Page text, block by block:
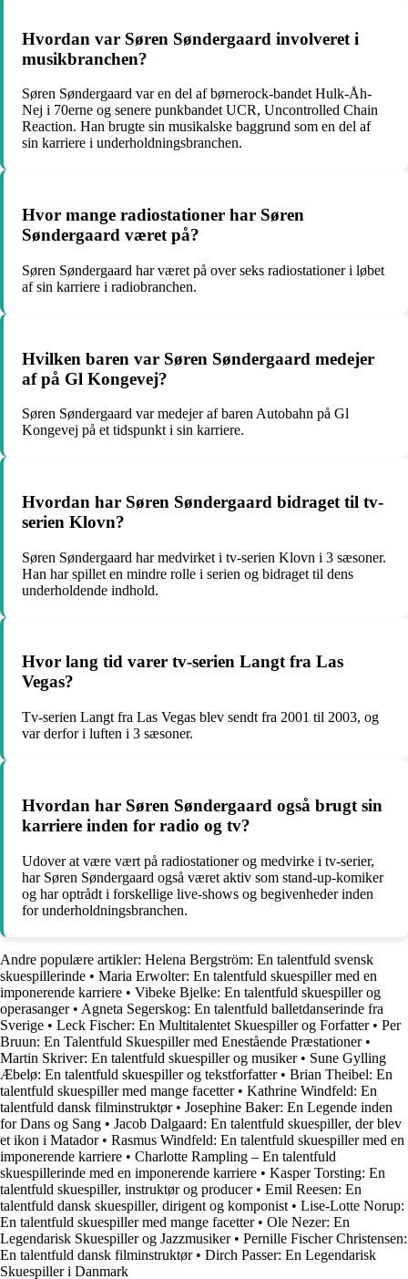
Hvordan var Søren Søndergaard involveret i
musikbranchen?
Søren Søndergaard var en del af børnerock-bandet Hulk-Åh-
Nej i 70erne og senere punkbandet UCR, Uncontrolled Chain
Reaction. Han brugte sin musikalske baggrund som en del af
sin karriere i underholdningsbranchen.
Hvor mange radiostationer har Søren
Søndergaard været på?
Søren Søndergaard har været på over seks radiostationer i løbet
af sin karriere i radiobranchen.
Hvilken baren var Søren Søndergaard medejer
af på Gl Kongevej?
Søren Søndergaard var medejer af baren Autobahn på Gl
Kongevej på et tidspunkt i sin karriere.
Hvordan har Søren Søndergaard bidraget til tv-
serien Klovn?
Søren Søndergaard har medvirket i tv-serien Klovn i 3 sæsoner.
Han har spillet en mindre rolle i serien og bidraget til dens
underholdende indhold.
Hvor lang tid varer tv-serien Langt fra Las
Vegas?
Tv-serien Langt fra Las Vegas blev sendt fra 2001 til 2003, og
var derfor i luften i 3 sæsoner.
Hvordan har Søren Søndergaard også brugt sin
karriere inden for radio og tv?
Udover at være vært på radiostationer og medvirke i tv-serier,
har Søren Søndergaard også været aktiv som stand-up-komiker
og har optrådt i forskellige live-shows og begivenheder inden
for underholdningsbranchen.
Andre populære artikler: Helena Bergström: En talentfuld svensk
skuespillerinde • Maria Erwolter: En talentfuld skuespiller med en
imponerende karriere • Vibeke Bjelke: En talentfuld skuespiller og
operasanger• Agneta Segerskog: En talentfuld balletdanserinde fra
Sverige • Leck Fischer: En Multitalentet Skuespiller og Forfatter• Per
Bruun: En Talentfuld Skuespiller med Enestående Præstationer•
Martin Skriver: En talentfuld skuespiller og musiker• Sune Gylling
Æbelø: En talentfuld skuespiller og tekstforfatter• Brian Theibel: En
talentfuld skuespiller med mange facetter• Kathrine Windfeld: En
talentfuld dansk filminstruktør• Josephine Baker: En Legende inden
for Dans og Sang • Jacob Dalgaard: En talentfuld skuespiller, der blev
et ikon i Matador• Rasmus Windfeld: En talentfuld skuespiller med en
imponerende karriere • Charlotte Rampling – En talentfuld
skuespillerinde med en imponerende karriere • Kasper Torsting: En
talentfuld skuespiller, instruktør og producer• Emil Reesen: En
talentfuld dansk skuespiller, dirigent og komponist • Lise-Lotte Norup:
En talentfuld skuespiller med mange facetter• Ole Nezer: En
Legendarisk Skuespiller og Jazzmusiker• Pernille Fischer Christensen:
En talentfuld dansk filminstruktør• Dirch Passer: En Legendarisk
Skuespiller i Danmark